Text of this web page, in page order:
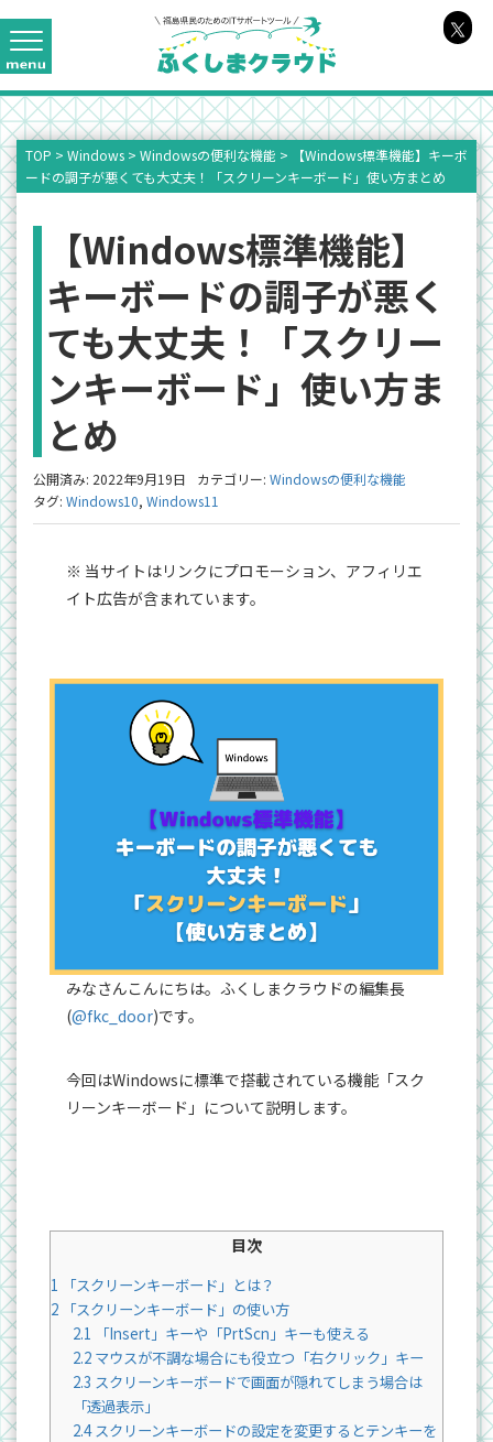
TOP > Windows > Windowsの便利な機能 >
【Windows標準機能】キーボ
ードの調子が悪くても大丈夫！「スクリーンキーボード」使い方まとめ
【Windows標準機能】
キーボードの調子が悪く
ても大丈夫！「スクリー
ンキーボード」使い方ま
とめ
公開済み: 2022年9月19日 カテゴリー: Windowsの便利な機能
タグ: Windows10, Windows11
※ 当サイトはリンクにプロモーション、アフィリエ
イト広告が含まれています。
みなさんこんにちは。ふくしまクラウドの編集長
(@fkc_door)です。
今回はWindowsに標準で搭載されている機能「スク
リーンキーボード」について説明します。
目次
1
「スクリーンキーボード」とは？
2 「スクリーンキーボード」の使い方
2.1
「Insert」キーや「PrtScn」キーも使える
2.2マウスが不調な場合にも役立つ「右クリック」キー
2.3 スクリーンキーボードで画面が隠れてしまう場合は
「透過表示」
2.4スクリーンキーボードの設定を変更するとテンキーを